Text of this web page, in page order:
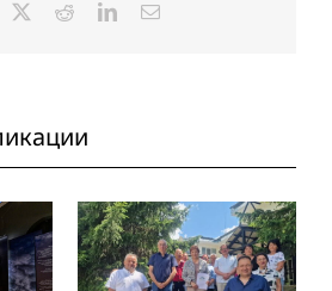
RedditLinkedInЕлектронна